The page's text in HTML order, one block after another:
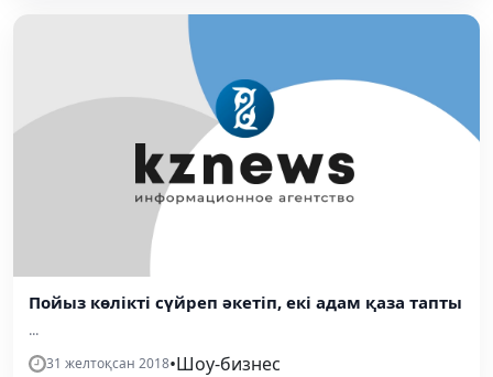
Пойыз көлікті сүйреп әкетіп, екі адам қаза тапты
...
31 желтоқсан 2018•Шоу-бизнес